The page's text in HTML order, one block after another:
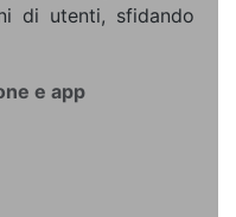
di utenti, sfidando
e app